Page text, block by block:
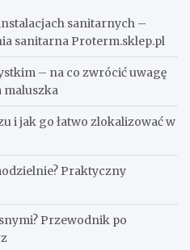
sanitarnych –
sanitarna Proterm.sklep.pl
– na co zwrócić uwagę
maluszka
i jak go łatwo zlokalizować w
Praktyczny
Przewodnik po